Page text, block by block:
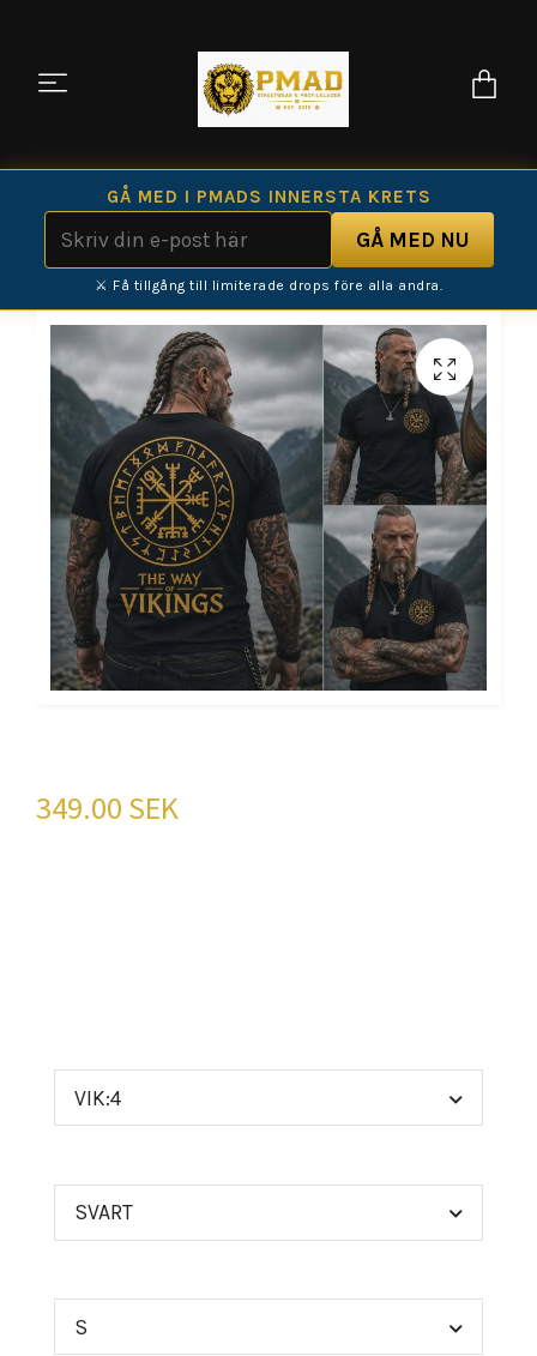
GÅ MED I PMADS INNERSTA KRETS
⚔️ Få tillgång till limiterade drops före alla andra.
349.00 SEK
VIK:4
SVART
S